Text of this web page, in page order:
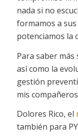
nada si no
formamos a
potenciamos la
Para saber
así como la
gestión
mis compañeros
Dolores Rico, el
también para